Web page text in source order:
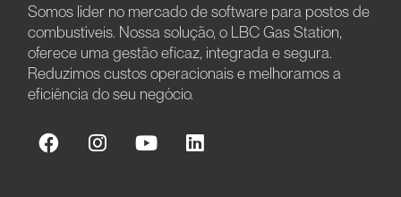
Somos líder no mercado de software para postos de
combustíveis. Nossa solução, o LBC Gas Station,
oferece uma gestão eficaz, integrada e segura.
Reduzimos custos operacionais e melhoramos a
eficiência do seu negócio.